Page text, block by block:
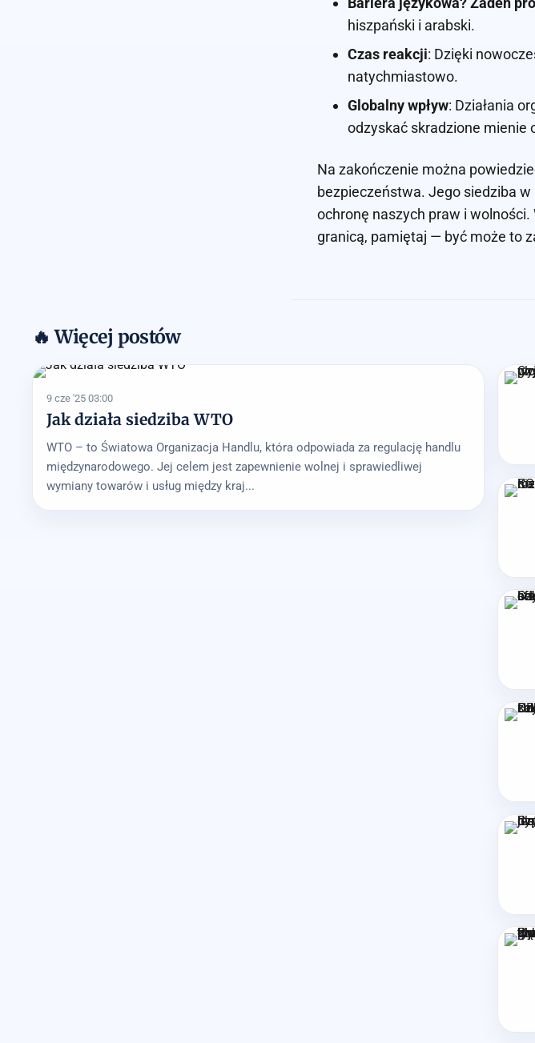
hiszpański i arabski.
Czas reakcji: Dzięki
natychmiastowo.
Globalny wpływ: Działania
odzyskać skradzione mienie
Na zakończenie można
bezpieczeństwa. Jego siedziba
ochronę naszych praw i
granicą, pamiętaj — być może to
🔥 Więcej postów
9 cze '25 03:00
Jak działa siedziba WTO
WTO – to Światowa Organizacja Handlu, która odpowiada za regulację handlu
międzynarodowego. Jej celem jest zapewnienie wolnej i sprawiedliwej
wymiany towarów i usług między kraj...